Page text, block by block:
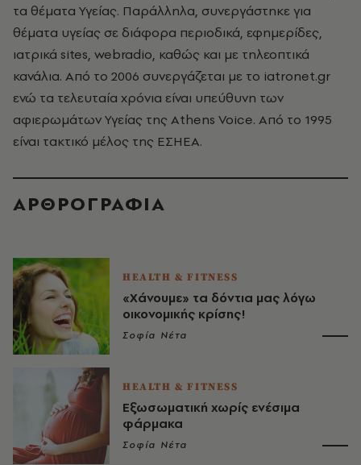
τα θέματα Υγείας. Παράλληλα, συνεργάστηκε για
θέματα υγείας σε διάφορα περιοδικά, εφημερίδες,
ιατρικά sites, webradio, καθώς και με τηλεοπτικά
κανάλια. Από το 2006 συνεργάζεται με το iatronet.gr
ενώ τα τελευταία χρόνια είναι υπεύθυνη των
αφιερωμάτων Υγείας της Athens Voice. Από το 1995
είναι τακτικό μέλος της ΕΣΗΕΑ.
ΑΡΘΡΟΓΡΑΦΙΑ
HEALTH & FITNESS
«Χάνουμε» τα δόντια μας λόγω
οικονομικής κρίσης!
Σοφία Νέτα
HEALTH & FITNESS
Εξωσωματική χωρίς ενέσιμα
φάρμακα
Σοφία Νέτα